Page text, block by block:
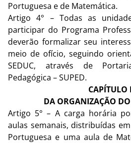
Portuguesa e de Matemática.
Artigo 4° – Todas as
participar do Programa
deverão formalizar seu
meio de ofício, seguindo
SEDUC, através de
Pedagógica – SUPED.
CAPÍTULO
DA ORGANIZAÇÃO
Artigo 5° – A carga horária
aulas semanais, distribuídas
Portuguesa e uma aula de